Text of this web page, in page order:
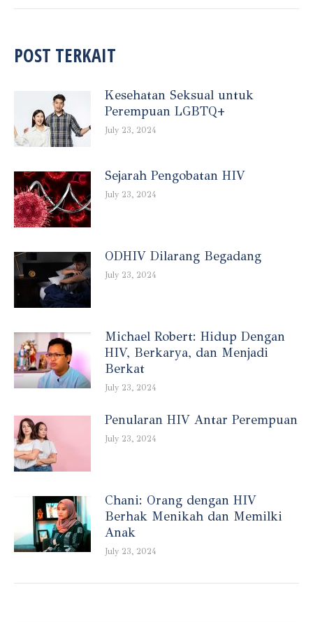
POST TERKAIT
Kesehatan Seksual untuk
Perempuan LGBTQ+
July 23, 2024
Sejarah Pengobatan HIV
July 23, 2024
ODHIV Dilarang Begadang
July 23, 2024
Michael Robert: Hidup Dengan
HIV, Berkarya, dan Menjadi
Berkat
July 23, 2024
Penularan HIV Antar Perempuan
July 23, 2024
Chani: Orang dengan HIV
Berhak Menikah dan Memilki
Anak
July 23, 2024